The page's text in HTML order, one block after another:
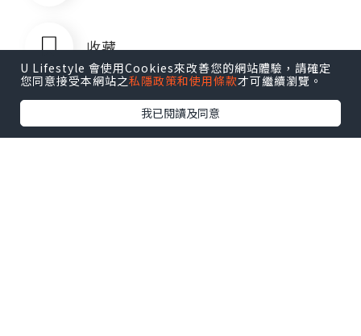
收藏
U Lifestyle 會使用Cookies來改善您的網站體驗，請確定
您同意接受本網站之私隱政策和使用條款才可繼續瀏覽。
我已閱讀及同意